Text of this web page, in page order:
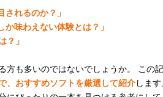
されるのか？」
か味わえない体験とは？」
？」
方も多いのではないでしょうか。 この記
、おすすめソフトを厳選して紹介します